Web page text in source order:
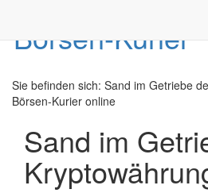
Sie befinden sich: Sand im Getriebe
Börsen-Kurier online
Sand im